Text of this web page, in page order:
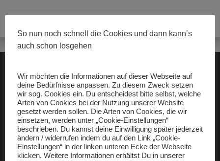
ADAC gelbhilft
Freunde
So nun noch schnell die Cookies und dann kann’s
auch schon losgehen
Wir möchten die Informationen auf dieser Webseite auf
deine Bedürfnisse anpassen. Zu diesem Zweck setzen
wir sog. Cookies ein. Du entscheidest bitte selbst, welche
Arten von Cookies bei der Nutzung unserer Website
gesetzt werden sollen. Die Arten von Cookies, die wir
einsetzen, werden unter „Cookie-Einstellungen“
beschrieben. Du kannst deine Einwilligung später jederzeit
ändern / widerrufen indem du auf den Link „Cookie-
Einstellungen“ in der linken unteren Ecke der Webseite
klicken. Weitere Informationen erhältst Du in unserer